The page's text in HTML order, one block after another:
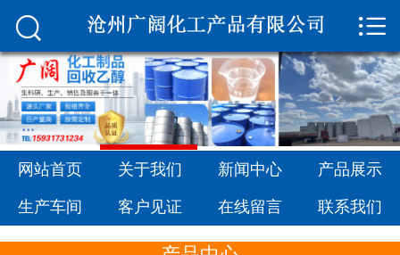
 网站首页
关于我们
新闻中心
产品展示
生产车间


网站首页 关于我们 新闻中心 产品展示
生产车间 客户见证 在线留言 联系我们